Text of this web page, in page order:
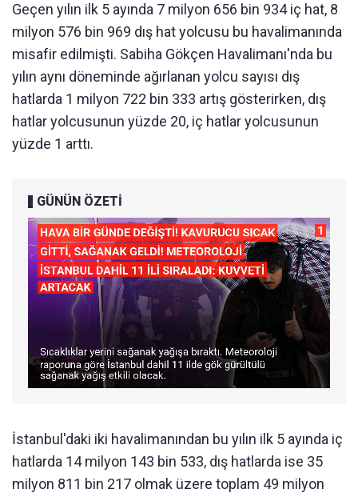
Geçen yılın ilk 5 ayında 7 milyon 656 bin 934 iç hat, 8
milyon 576 bin 969 dış hat yolcusu bu havalimanında
misafir edilmişti. Sabiha Gökçen Havalimanı'nda bu
yılın aynı döneminde ağırlanan yolcu sayısı dış
hatlarda 1 milyon 722 bin 333 artış gösterirken, dış
hatlar yolcusunun yüzde 20, iç hatlar yolcusunun
yüzde 1 arttı.
GÜNÜN ÖZETİ
İstanbul'daki iki havalimanından bu yılın ilk 5 ayında iç
hatlarda 14 milyon 143 bin 533, dış hatlarda ise 35
milyon 811 bin 217 olmak üzere toplam 49 milyon